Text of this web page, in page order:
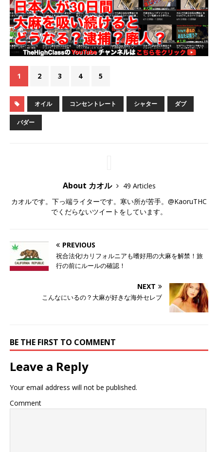
1 2 3 4 5
オイル コンセントレート シャター ダブ
バダー
About カオル
49 Articles
カオルです。下っ端ライターです。寒い所が苦手。@KaoruTHC
でくだらないツイートをしています。
PREVIOUS
祝合法化!カリフォルニアも嗜好用の大麻を解禁！旅
行の前にルールの確認！
NEXT
こんなにいるの？大麻が好きな海外セレブ
BE THE FIRST TO COMMENT
Leave a Reply
Your email address will not be published.
Comment